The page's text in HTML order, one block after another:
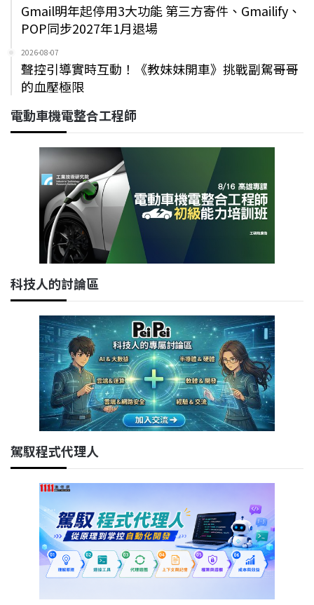
Gmail明年起停用3大功能 第三方寄件、Gmailify、
POP同步2027年1月退場
2026-08-07
聲控引導實時互動！《教妹妹開車》挑戰副駕哥哥
的血壓極限
電動車機電整合工程師
科技人的討論區
駕馭程式代理人